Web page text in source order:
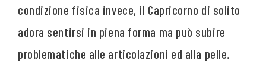
condizione fisica invece, il Capricorno di solito
adora sentirsi in piena forma ma può subire
problematiche alle articolazioni ed alla pelle.